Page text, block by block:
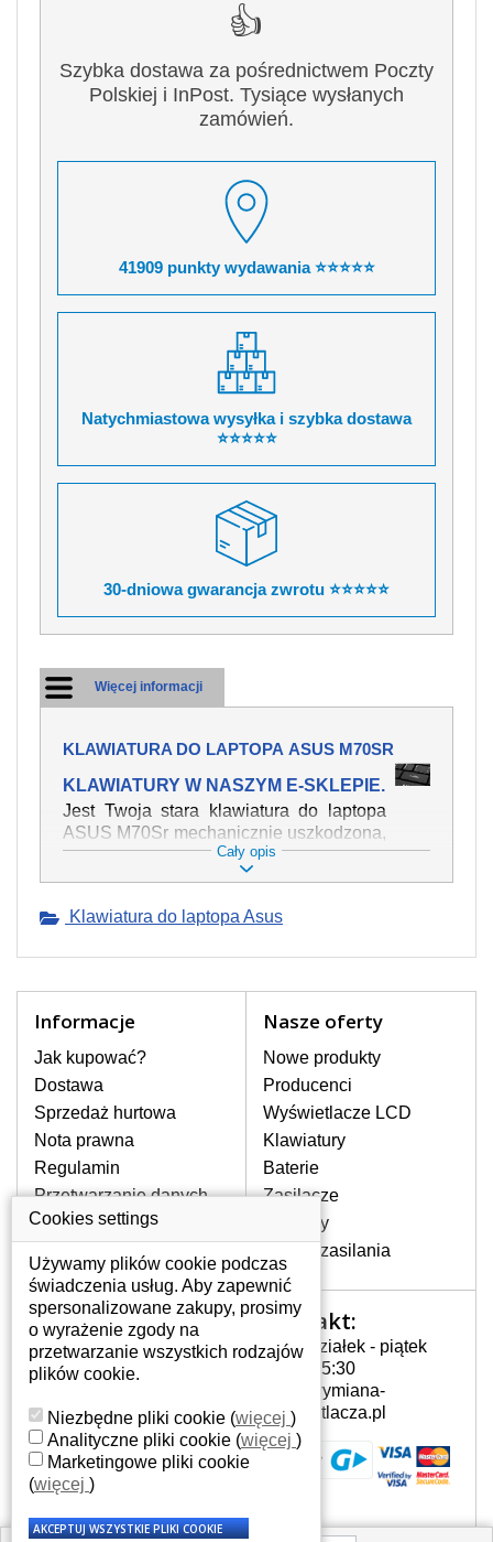
👍
Szybka dostawa za pośrednictwem Poczty
Polskiej i InPost. Tysiące wysłanych
zamówień.
41909 punkty wydawania ⭐⭐⭐⭐⭐
Natychmiastowa wysyłka i szybka dostawa
⭐⭐⭐⭐⭐
30-dniowa gwarancja zwrotu ⭐⭐⭐⭐⭐
Więcej informacji
KLAWIATURA DO LAPTOPA ASUS M70SR
KLAWIATURY W NASZYM E-SKLEPIE.
Jest Twoja stara klawiatura do laptopa
ASUS M70Sr mechanicznie uszkodzona,
polałeś ją płynem, który spowodował iż
klawisze nie wracają do swojej pozycji?
pracowała jak powinna. Oferujemy
producentów. Na naszej stronie
wyszukiwarki. Wystarczy znać model
laptopa. Przy każdej klawiaturze nie
może brakować szczególowe zdjęcie do
aktualnego stanu naszego magazynu.
W JAKI SPOSÓB MOŻE SIĘ
PRZEJAWIAĆ USTERKA
KLAWIATURY?
Częstymi objawami są pomijanie liter
czy wyświetlanie innych liter oraz
dublowanie tych samych znaków. W
przypadku podlicia klawisze nie
powrócą do pierwotnej pozycji. Albo
też uszkodzenie mechaniczne, np.
wyłamane klawisze.
JAK TO DZIAŁA?
Klawiatura składa się z kilku
warstw folii, z których przewodzą
przewodzące warstwy.
Każdorazowe naciśnięcie klawisza
Cały opis
Klawiatura do laptopa Asus
Informacje
Jak kupować?
Dostawa
Sprzedaż hurtowa
Nota prawna
Regulamin
Przetwarzanie danych
osobowych
Gdzie nas znajdziesz
Nasze oferty
Nowe produkty
Producenci
Wyświetlacze LCD
Klawiatury
Baterie
Zasilacze
Zawiasy
Złącza zasilania
Twoje konto
Twoje konto
Dane osobowe
Adresy
Historia zamówień
Kontakt:
Poniedziałek - piątek
7:00 - 15:30
info@wymiana-
wyswietlacza.pl
Cookies settings
Używamy plików cookie podczas
świadczenia usług. Aby zapewnić
spersonalizowane zakupy, prosimy
o wyrażenie zgody na
przetwarzanie wszystkich rodzajów
plików cookie.
Niezbędne pliki cookie (więcej )
Analityczne pliki cookie (więcej )
Marketingowe pliki cookie
(więcej )